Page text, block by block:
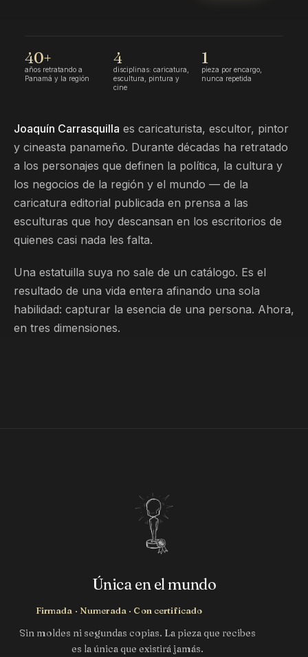
40+
años retratando a
Panamá y la región
4
disciplinas: caricatura,
escultura, pintura y
cine
1
pieza por encargo,
nunca repetida
Joaquín Carrasquilla es caricaturista, escultor, pintor
y cineasta panameño. Durante décadas ha retratado
a los personajes que definen la política, la cultura y
los negocios de la región y el mundo — de la
caricatura editorial publicada en prensa a las
esculturas que hoy descansan en los escritorios de
quienes casi nada les falta.
Una estatuilla suya no sale de un catálogo. Es el
resultado de una vida entera afinando una sola
habilidad: capturar la esencia de una persona. Ahora,
en tres dimensiones.
Única en el mundo
Firmada · Numerada · Con certificado
Sin moldes ni segundas copias. La pieza que recibes
es la única que existirá jamás.